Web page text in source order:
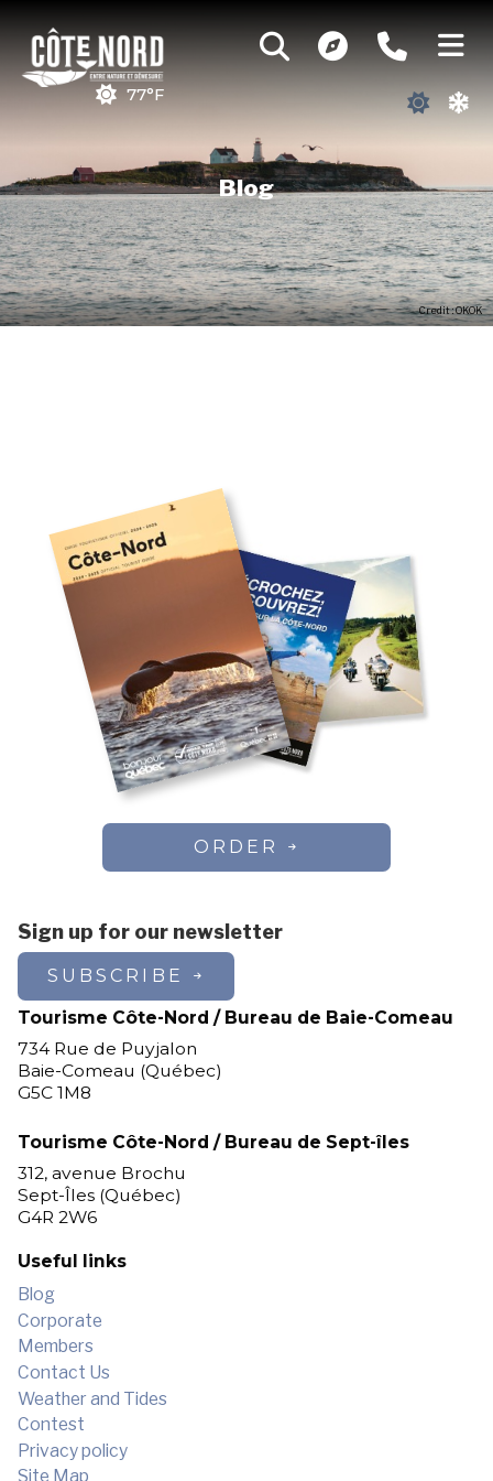
77°F
Blog
Credit : OKOK
ORDER
Sign up for our newsletter
SUBSCRIBE
Tourisme Côte-Nord / Bureau de Baie-Comeau
734 Rue de Puyjalon
Baie-Comeau (Québec)
G5C 1M8
Tourisme Côte-Nord / Bureau de Sept-îles
312, avenue Brochu
Sept-Îles (Québec)
G4R 2W6
Useful links
Blog
Corporate
Members
Contact Us
Weather and Tides
Contest
Privacy policy
Site Map